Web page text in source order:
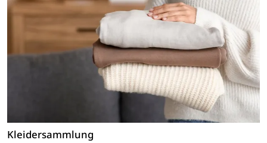
Kleidersammlung